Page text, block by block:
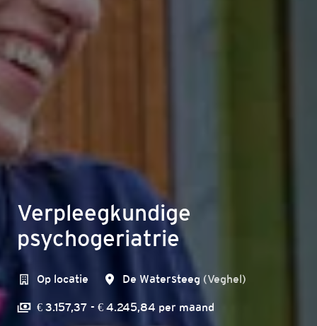
Verpleegkundige
psychogeriatrie
Op locatie De Watersteeg (Veghel)
€ 3.157,37 - € 4.245,84 per maand